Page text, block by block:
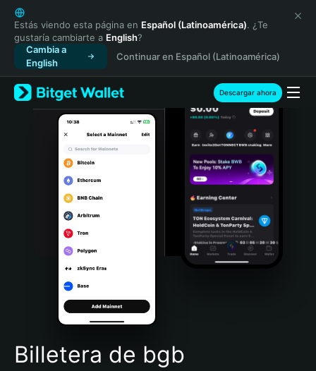
English
日本語
Tiếng Việt
Русский
Español (Latinoamérica)
Türkçe
Italiano
Português (Portugal)
Bahasa Indonesia
Português (Brasil)
Español (Argentina)
Estás viendo esta página en Español (Latinoamérica). ¿Te
gustaría cambiarte a English?
Cambia a
English
Continuar en Español (Latinoamérica)
Descargar ahora
Billetera de bgb